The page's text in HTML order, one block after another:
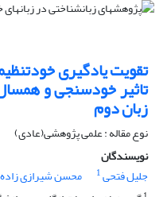
تقویت یادگیری
تاثیر خودسنجی و
زبان دوم
نوع مقاله : علمی پژوهشی(عادی)
نویسندگان
جلیل فتحی1 محسن شیرازی زاده